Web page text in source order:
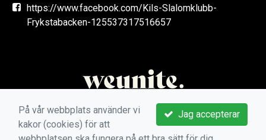
https://www.facebook.com/Kils-Slalomklubb-
Frykstabacken-125537317516657
Jag accepterar
På vår webbplats använder vi
kakor (cookies) för att